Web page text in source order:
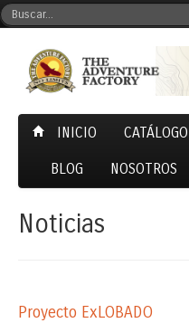
INICIO CATÁLOGO
BLOG NOSOTROS
Noticias
Proyecto ExLOBADO